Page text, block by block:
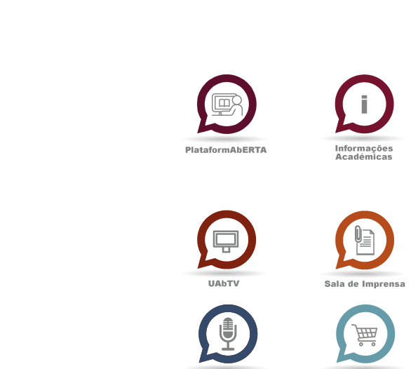
PlataformAberta